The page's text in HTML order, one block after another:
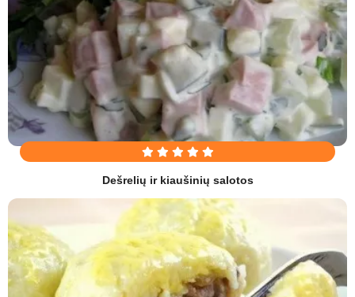
Dešrelių ir kiaušinių salotos